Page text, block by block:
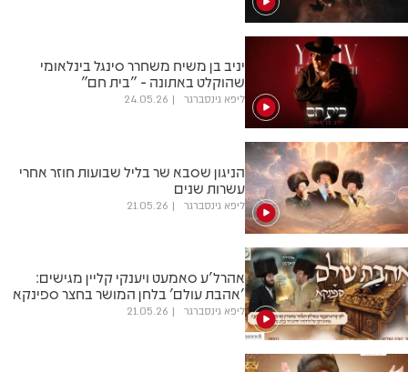
יניב בן משיח משחרר סינגל בינלאומי
שהוקלט באתונה - "בית חם"
ליפא גינסברגר 24.05.26
הניגון שסבא שר בליל שבועות חוזר אחרי
עשרות שנים
ליפא גינסברגר 21.05.26
אהרל'ע סאמעט ויענקי קליין מגישים:
'אהבת עולם' בלחן המושר בחצר ספינקא
ליפא גינסברגר 21.05.26